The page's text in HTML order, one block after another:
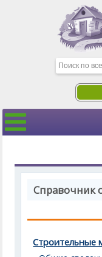
Справочник
Строительные